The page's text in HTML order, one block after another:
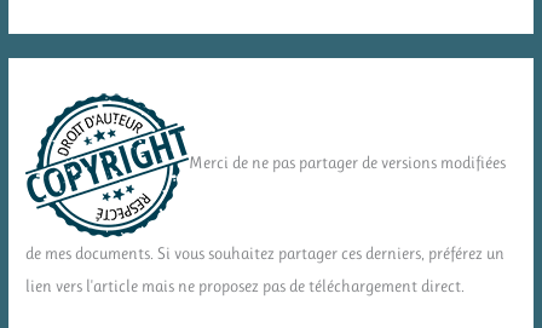
Merci de ne pas partager de versions modifiées
de mes documents. Si vous souhaitez partager ces derniers, préférez un
lien vers l'article mais ne proposez pas de téléchargement direct.